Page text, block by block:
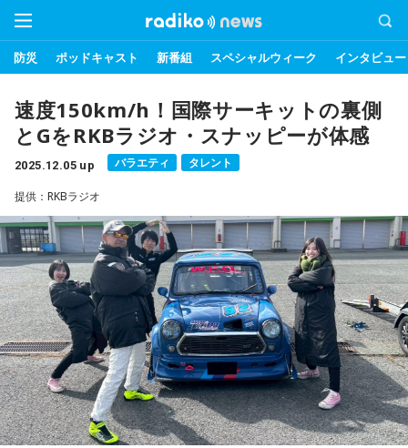
防災 ポッドキャスト 新番組 スペシャルウィーク インタビュー
速度150km/h！国際サーキットの裏側
とGをRKBラジオ・スナッピーが体感
2025.12.05 up バラエティ タレント
提供：RKBラジオ